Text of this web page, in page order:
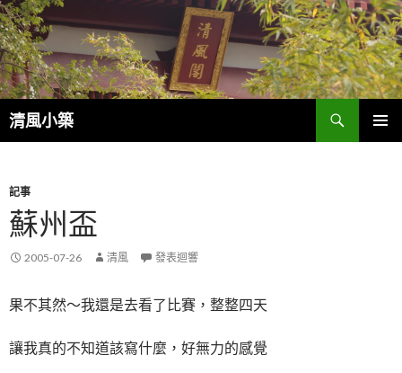
清風小築
搜
尋
容
記事
蘇州盃
2005-07-26 清風 發表迴響
果不其然～我還是去看了比賽，整整四天
讓我真的不知道該寫什麼，好無力的感覺